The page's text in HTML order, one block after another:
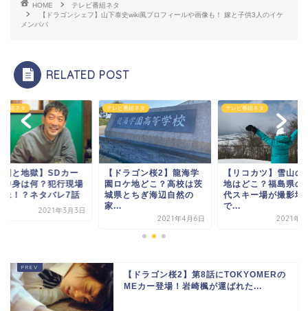
HOME
テレビ番組ネタ
【ドラゴンシェフ】山下泰史wiki風プロフィールや画像も！ 嫁と子供3人のイケ
メンパパ
RELATED POST
番組ネタ
ラゴン桜2】龍海学
ケ地どこ？高校は茨
とちぎ海辺自然の
テレビ番組ネタ
【リコカツ】雪山のロケ
地はどこ？福島県の猪苗
代スキー場が撮影場所
で...
2021年4月5日
テレビ番組ネタ
【天国と地獄】SD
ドの中身は何？犯行
の映像！？ネタバレ
【ドラゴン桜2】第8話にTOKYOMERの
MEカー登場！岩崎楓が運ばれた...